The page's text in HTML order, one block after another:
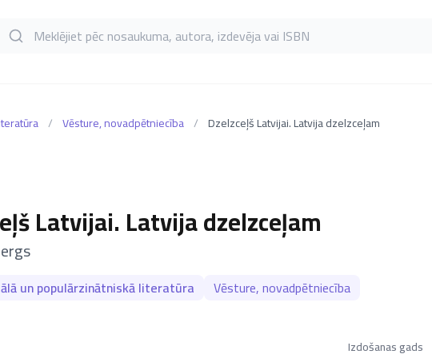
Meklēt grāmatas pēc nosaukuma, autora, izdevēja vai ISBN
/ Vēsture, novadpētniecība / Dzelzceļš Latvijai. Latvija dzelzceļam
Latvijai. Latvija dzelzceļam
un populārzinātniskā literatūra Vēsture, novadpētniecība
Izdošanas gads